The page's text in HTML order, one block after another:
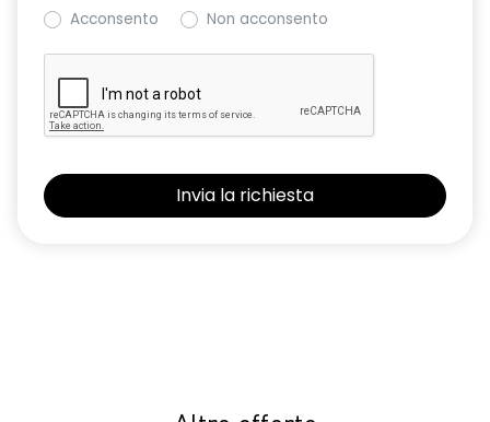
Acconsento
Non acconsento